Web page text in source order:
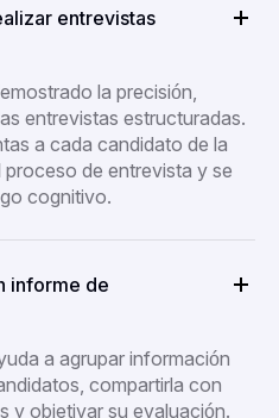
entrevistas
la precisión,
entrevistas estructuradas.
a cada candidato de la
proceso de entrevista y se
cognitivo.
informe de
a agrupar información
compartirla con
y objetivar su evaluación.